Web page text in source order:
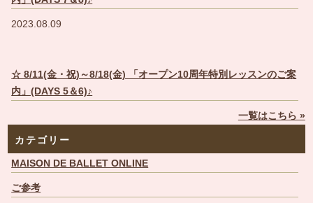
2023.08.09
☆ 8/11(金・祝)～8/18(金) 「オープン10周年特別レッスンのご案
内」(DAYS 5＆6)♪
一覧はこちら »
カテゴリー
MAISON DE BALLET ONLINE
ご参考